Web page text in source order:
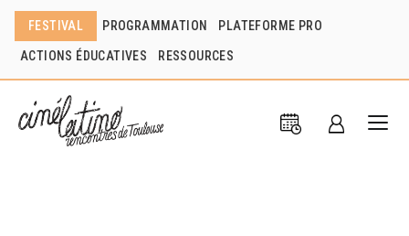
FESTIVAL PROGRAMMATION PLATEFORME PRO
ACTIONS ÉDUCATIVES RESSOURCES